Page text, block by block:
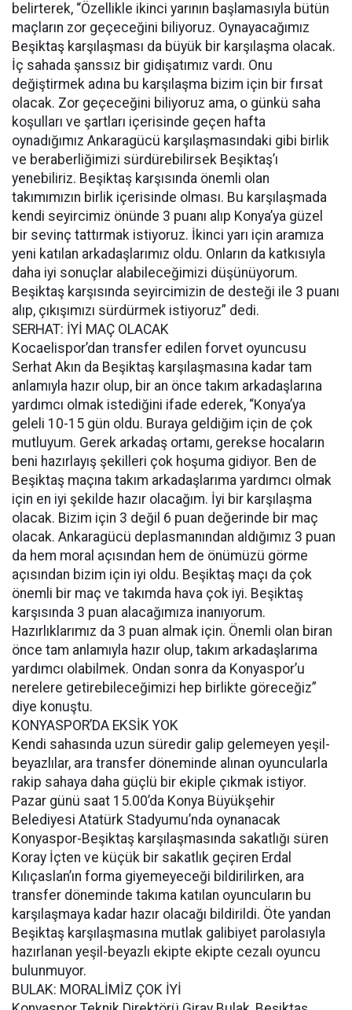
belirterek, “Özellikle ikinci yarının başlamasıyla bütün
maçların zor geçeceğini biliyoruz. Oynayacağımız
Beşiktaş karşılaşması da büyük bir karşılaşma olacak.
İç sahada şanssız bir gidişatımız vardı. Onu
değiştirmek adına bu karşılaşma bizim için bir fırsat
olacak. Zor geçeceğini biliyoruz ama, o günkü saha
koşulları ve şartları içerisinde geçen hafta
oynadığımız Ankaragücü karşılaşmasındaki gibi birlik
ve beraberliğimizi sürdürebilirsek Beşiktaş’ı
yenebiliriz. Beşiktaş karşısında önemli olan
takımımızın birlik içerisinde olması. Bu karşılaşmada
kendi seyircimiz önünde 3 puanı alıp Konya’ya güzel
bir sevinç tattırmak istiyoruz. İkinci yarı için aramıza
yeni katılan arkadaşlarımız oldu. Onların da katkısıyla
daha iyi sonuçlar alabileceğimizi düşünüyorum.
Beşiktaş karşısında seyircimizin de desteği ile 3 puanı
alıp, çıkışımızı sürdürmek istiyoruz” dedi.
SERHAT: İYİ MAÇ OLACAK
Kocaelispor’dan transfer edilen forvet oyuncusu
Serhat Akın da Beşiktaş karşılaşmasına kadar tam
anlamıyla hazır olup, bir an önce takım arkadaşlarına
yardımcı olmak istediğini ifade ederek, “Konya’ya
geleli 10-15 gün oldu. Buraya geldiğim için de çok
mutluyum. Gerek arkadaş ortamı, gerekse hocaların
beni hazırlayış şekilleri çok hoşuma gidiyor. Ben de
Beşiktaş maçına takım arkadaşlarıma yardımcı olmak
için en iyi şekilde hazır olacağım. İyi bir karşılaşma
olacak. Bizim için 3 değil 6 puan değerinde bir maç
olacak. Ankaragücü deplasmanından aldığımız 3 puan
da hem moral açısından hem de önümüzü görme
açısından bizim için iyi oldu. Beşiktaş maçı da çok
önemli bir maç ve takımda hava çok iyi. Beşiktaş
karşısında 3 puan alacağımıza inanıyorum.
Hazırlıklarımız da 3 puan almak için. Önemli olan biran
önce tam anlamıyla hazır olup, takım arkadaşlarıma
yardımcı olabilmek. Ondan sonra da Konyaspor’u
nerelere getirebileceğimizi hep birlikte göreceğiz”
diye konuştu.
KONYASPOR’DA EKSİK YOK
Kendi sahasında uzun süredir galip gelemeyen yeşil-
beyazlılar, ara transfer döneminde alınan oyuncularla
rakip sahaya daha güçlü bir ekiple çıkmak istiyor.
Pazar günü saat 15.00’da Konya Büyükşehir
Belediyesi Atatürk Stadyumu’nda oynanacak
Konyaspor-Beşiktaş karşılaşmasında sakatlığı süren
Koray İçten ve küçük bir sakatlık geçiren Erdal
Kılıçaslan’ın forma giyemeyeceği bildirilirken, ara
transfer döneminde takıma katılan oyuncuların bu
karşılaşmaya kadar hazır olacağı bildirildi. Öte yandan
Beşiktaş karşılaşmasına mutlak galibiyet parolasıyla
hazırlanan yeşil-beyazlı ekipte ekipte cezalı oyuncu
bulunmuyor.
BULAK: MORALİMİZ ÇOK İYİ